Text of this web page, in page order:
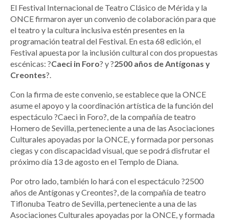
El Festival Internacional de Teatro Clásico de Mérida y la
ONCE firmaron ayer un convenio de colaboración para que
el teatro y la cultura inclusiva estén presentes en la
programación teatral del Festival. En esta 68 edición, el
Festival apuesta por la inclusión cultural con dos propuestas
escénicas: ?Caeci in Foro? y ?2500 años de Antígonas y
Creontes?.
Con la firma de este convenio, se establece que la ONCE
asume el apoyo y la coordinación artística de la función del
espectáculo ?Caeci in Foro?, de la compañía de teatro
Homero de Sevilla, perteneciente a una de las Asociaciones
Culturales apoyadas por la ONCE, y formada por personas
ciegas y con discapacidad visual, que se podrá disfrutar el
próximo día 13 de agosto en el Templo de Diana.
Por otro lado, también lo hará con el espectáculo ?2500
años de Antígonas y Creontes?, de la compañía de teatro
Tiflonuba Teatro de Sevilla, perteneciente a una de las
Asociaciones Culturales apoyadas por la ONCE, y formada